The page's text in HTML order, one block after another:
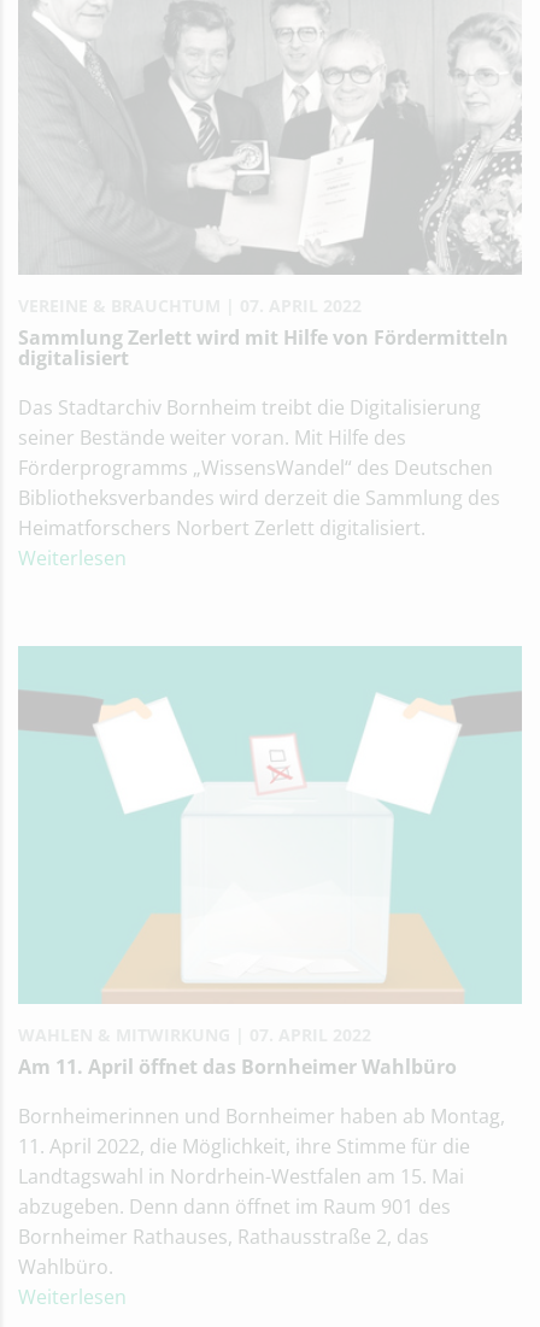
Sammlung Zerlett wird mit Hilfe von Fördermitteln
digitalisiert
Das Stadtarchiv Bornheim treibt die Digitalisierung
seiner Bestände weiter voran. Mit Hilfe des
Förderprogramms „WissensWandel“ des Deutschen
Bibliotheksverbandes wird derzeit die Sammlung des
Heimatforschers Norbert Zerlett digitalisiert.
Weiterlesen
Am 11. April öffnet das Bornheimer Wahlbüro
Bornheimerinnen und Bornheimer haben ab Montag,
11. April 2022, die Möglichkeit, ihre Stimme für die
Landtagswahl in Nordrhein-Westfalen am 15. Mai
abzugeben. Denn dann öffnet im Raum 901 des
Bornheimer Rathauses, Rathausstraße 2, das
Wahlbüro.
Weiterlesen